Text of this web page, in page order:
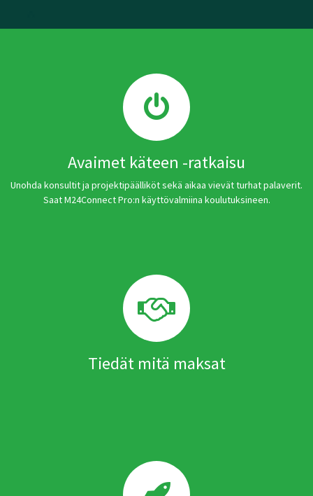
Avaimet käteen -ratkaisu
Unohda konsultit ja projektipäälliköt sekä aikaa vievät turhat palaverit.
Saat M24Connect Pro:n käyttövalmiina koulutuksineen.
Tiedät mitä maksat